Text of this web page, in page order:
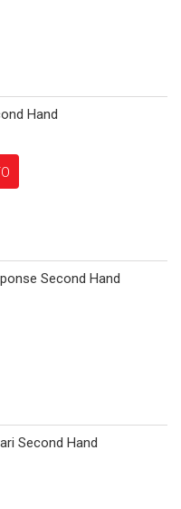
Hand
Second Hand
Second Hand